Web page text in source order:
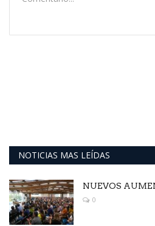
NOTICIAS MAS LEÍDAS
NUEVOS
0